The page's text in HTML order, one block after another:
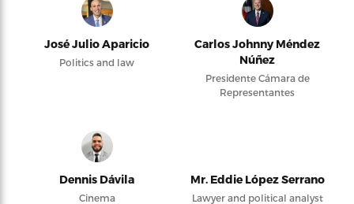
José Julio Aparicio
Politics and law
Carlos Johnny Méndez
Núñez
Presidente Cámara de
Representantes
Dennis Dávila
Cinema
Mr. Eddie López Serrano
Lawyer and political analyst